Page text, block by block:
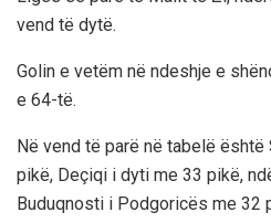
vend të dytë.
Golin e vetëm në ndeshje e
e 64-të.
Në vend të parë në tabelë
pikë, Deçiqi i dyti me 33 pikë,
Buduqnosti i Podgoricës me 32